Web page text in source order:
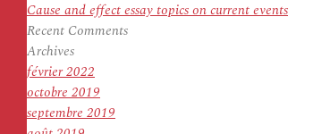
Cause and effect essay topics on current events
Recent Comments
Archives
février 2022
octobre 2019
septembre 2019